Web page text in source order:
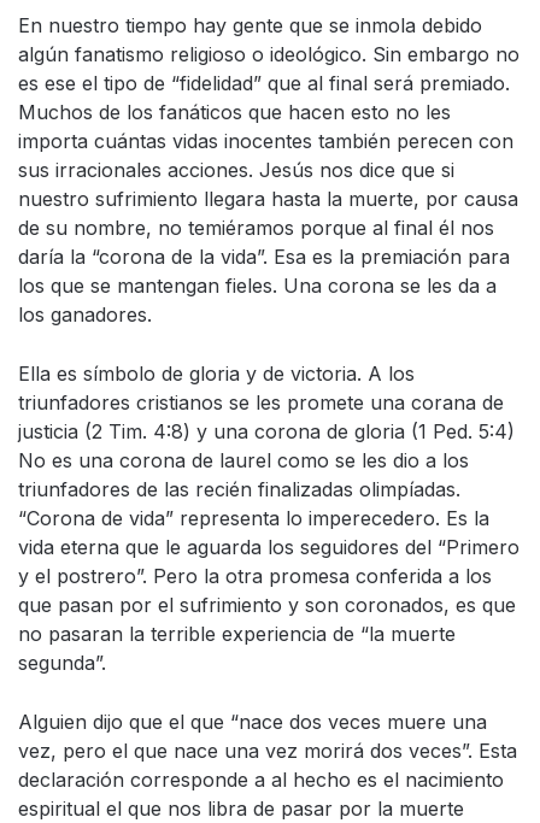
En nuestro tiempo hay gente que se inmola debido
algún fanatismo religioso o ideológico. Sin embargo no
es ese el tipo de “fidelidad” que al final será premiado.
Muchos de los fanáticos que hacen esto no les
importa cuántas vidas inocentes también perecen con
sus irracionales acciones. Jesús nos dice que si
nuestro sufrimiento llegara hasta la muerte, por causa
de su nombre, no temiéramos porque al final él nos
daría la “corona de la vida”. Esa es la premiación para
los que se mantengan fieles. Una corona se les da a
los ganadores.
Ella es símbolo de gloria y de victoria. A los
triunfadores cristianos se les promete una corana de
justicia (2 Tim. 4:8) y una corona de gloria (1 Ped. 5:4)
No es una corona de laurel como se les dio a los
triunfadores de las recién finalizadas olimpíadas.
“Corona de vida” representa lo imperecedero. Es la
vida eterna que le aguarda los seguidores del “Primero
y el postrero”. Pero la otra promesa conferida a los
que pasan por el sufrimiento y son coronados, es que
no pasaran la terrible experiencia de “la muerte
segunda”.
Alguien dijo que el que “nace dos veces muere una
vez, pero el que nace una vez morirá dos veces”. Esta
declaración corresponde a al hecho es el nacimiento
espiritual el que nos libra de pasar por la muerte